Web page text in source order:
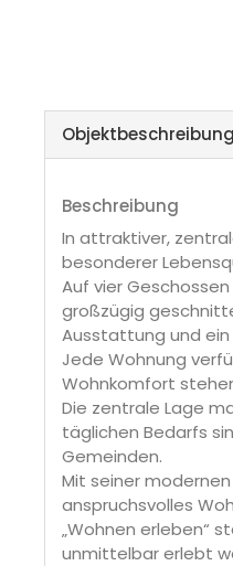
Objekt­beschreibung
Beschreibung
In attraktiver,
besonderer
Auf vier
großzügig
Ausstattung und
Jede Wohnung
Wohnkomfort
Die zentrale Lage
täglichen Bedarfs
Gemeinden.
Mit seiner
anspruchsvolles
„Wohnen erleben“
unmittelbar erlebt